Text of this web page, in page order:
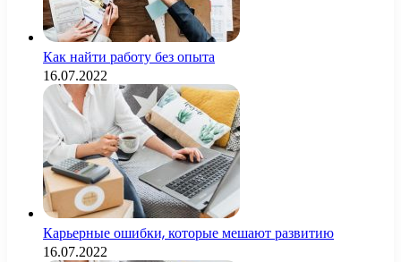
Как найти работу без опыта
16.07.2022
Карьерные ошибки, которые мешают развитию
16.07.2022